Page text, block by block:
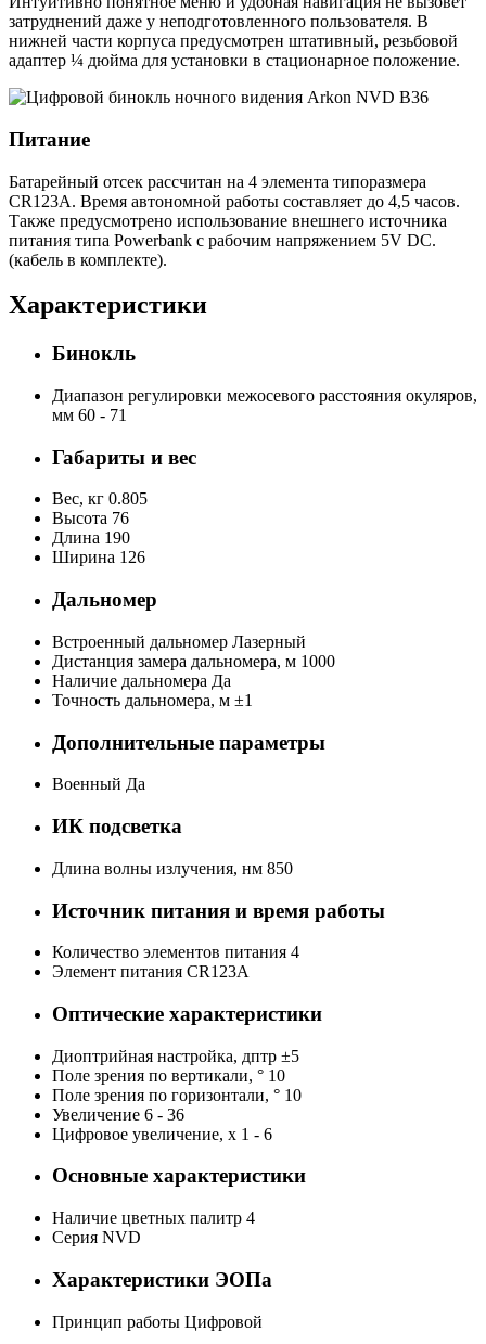
затруднений даже у неподготовленного пользователя. В
нижней части корпуса предусмотрен штативный, резьбовой
адаптер ¼ дюйма для установки в стационарное положение.
Питание
Батарейный отсек рассчитан на 4 элемента типоразмера
CR123A. Время автономной работы составляет до 4,5 часов.
Также предусмотрено использование внешнего источника
питания типа Powerbank с рабочим напряжением 5V DC.
(кабель в комплекте).
Характеристики
Бинокль
Диапазон регулировки межосевого расстояния окуляров,
мм 60 - 71
Габариты и вес
Вес, кг 0.805
Высота 76
Длина 190
Ширина 126
Дальномер
Встроенный дальномер Лазерный
Дистанция замера дальномера, м 1000
Наличие дальномера Да
Точность дальномера, м ±1
Дополнительные параметры
Военный Да
ИК подсветка
Длина волны излучения, нм 850
Источник питания и время работы
Количество элементов питания 4
Элемент питания CR123A
Оптические характеристики
Диоптрийная настройка, дптр ±5
Поле зрения по вертикали, ° 10
Поле зрения по горизонтали, ° 10
Увеличение 6 - 36
Цифровое увеличение, х 1 - 6
Основные характеристики
Наличие цветных палитр 4
Серия NVD
Характеристики ЭОПа
Принцип работы Цифровой